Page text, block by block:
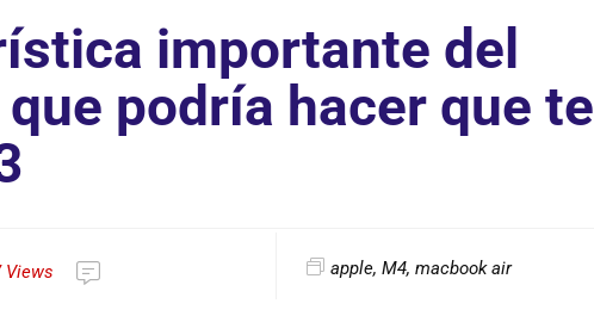
importante del
podría hacer que te
Views apple, M4, macbook air